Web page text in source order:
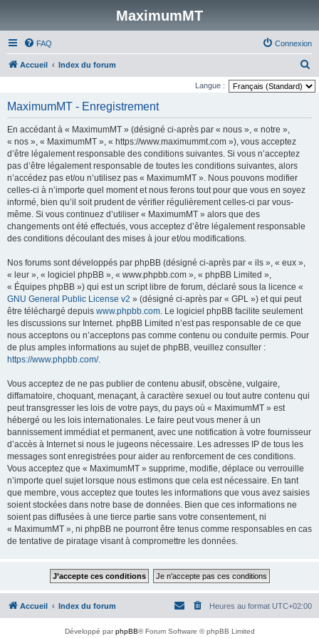
MaximumMT
FAQ Connexion
Accueil Index du forum
e
Langue :
MaximumMT - Enregistrement
En accédant à « MaximumMT » (désigné ci-après par « nous », « notre »,
« nos », « MaximumMT », « https://www.maximummt.com »), vous acceptez
d’être légalement responsable des conditions suivantes. Si vous n’acceptez
pas d’être légalement responsable de toutes les conditions suivantes, alors
n’accédez pas et/ou n’utilisez pas « MaximumMT ». Nous pouvons modifier
celles-ci à n’importe quel moment et nous ferons tout pour que vous en soyez
informé, bien qu’il soit prudent de vérifier régulièrement celles-ci par vous-
même. Si vous continuez d’utiliser « MaximumMT » alors que des
changements ont été effectués, vous acceptez d’être légalement responsable
des conditions découlant des mises à jour et/ou modifications.
Nos forums sont développés par phpBB (désigné ci-après par « ils », « eux »,
« leur », « logiciel phpBB », « www.phpbb.com », « phpBB Limited »,
« Équipes phpBB ») qui est un script libre de forum, déclaré sous la licence «
GNU General Public License v2 » (désigné ci-après par « GPL ») et qui peut
être téléchargé depuis www.phpbb.com. Le logiciel phpBB facilite seulement
les discussions sur Internet. phpBB Limited n’est pas responsable de ce que
nous acceptons ou n’acceptons pas comme contenu ou conduite permis. Pour
de plus amples informations au sujet de phpBB, veuillez consulter :
https://www.phpbb.com/.
Vous acceptez de ne pas publier de contenu abusif, obscène, vulgaire,
diffamatoire, choquant, menaçant, à caractère sexuel ou tout autre contenu qui
peut transgresser les lois de votre pays, du pays où « MaximumMT » est
hébergé ou les lois internationales. Le faire peut vous mener à un
bannissement immédiat et permanent, avec une notification à votre fournisseur
d’accès à Internet si nous le jugeons nécessaire. Les adresses IP de tous les
messages sont enregistrées pour aider au renforcement de ces conditions.
Vous acceptez que « MaximumMT » supprime, modifie, déplace ou verrouille
n’importe quel sujet lorsque nous estimons que cela est nécessaire. En tant
que membre, vous acceptez que toutes les informations que vous avez saisies
soient stockées dans notre base de données. Bien que ces informations ne
soient pas diffusées à une tierce partie sans votre consentement, ni
« MaximumMT », ni phpBB ne pourront être tenus comme responsables en cas
de tentative de piratage visant à compromettre les données.
Accueil Index du forum Heures au format UTC+02:00
Développé parphpBB® Forum Software © phpBB Limited